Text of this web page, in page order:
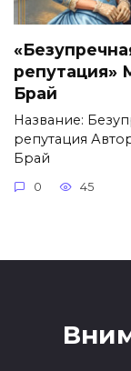
репутация»
Брай
Название:
репутация
Брай
0 45